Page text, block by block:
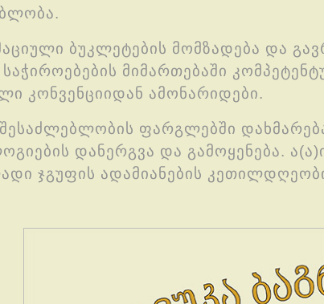
ბუკლეტების მომზადება და
საჭიროებების მიმართებაში
კონვენციიდან ამონარიდები.
ფარგლებში
დანერგვა და გამოყენება.
ჯგუფის ადამიანების